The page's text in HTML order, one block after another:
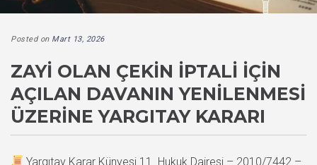
Posted on Mart 13, 2026
ZAYI OLAN ÇEKIN İPTALI IÇIN
AÇILAN DAVANIN YENILENMESI
ÜZERINE YARGITAY KARARI
Yargıtay Karar Künyesi 11. Hukuk Dairesi – 2010/7442 –